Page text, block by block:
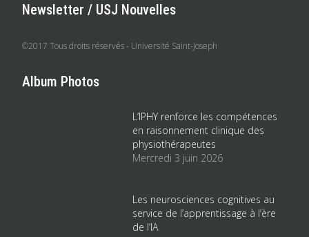
Newsletter / USJ Nouvelles
©2017 Tous droits réservés - Université Saint-Joseph
Album Photos
L’IPHY renforce les compétences
en raisonnement clinique des
physiothérapeutes
Mercredi 3 juin 2026
Les neurosciences cognitives au
service de l’apprentissage à l’ère
de l’IA